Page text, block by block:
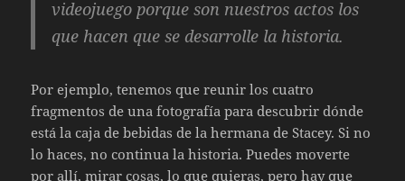
videojuego porque son nuestros actos los
que hacen que se desarrolle la historia.
Por ejemplo, tenemos que reunir los cuatro
fragmentos de una fotografía para descubrir dónde
está la caja de bebidas de la hermana de Stacey. Si no
lo haces, no continua la historia. Puedes moverte
por allí, mirar cosas, lo que quieras, pero hay que